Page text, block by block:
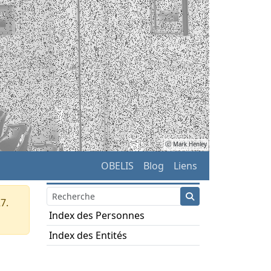
ⓒ Mark Henley
OBELIS Blog Liens
Index des Personnes
Index des Entités